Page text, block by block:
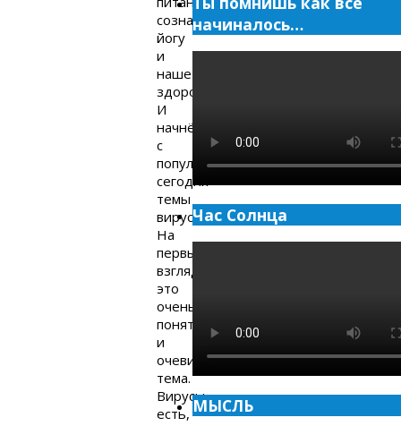
сознание,
йогу
и
наше
здоровье.
И
начнём
с
популярной
сегодня
темы
вирусов.
На
первый
взгляд,
это
очень
понятная
и
очевидная
тема.
Вирусы
есть,
начиналось…
Час Солнца
МЫСЛЬ